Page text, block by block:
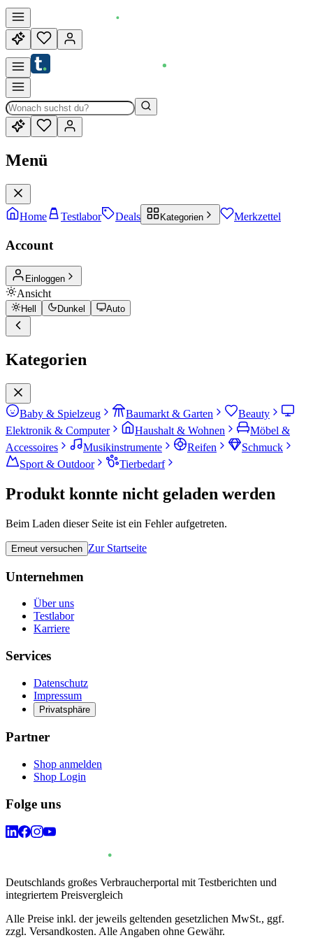
Menü
Home Testlabor Deals Kategorien Merkzettel
Account
Einloggen
Ansicht
Hell Dunkel Auto
Kategorien
Baby & Spielzeug Baumarkt & Garten
Beauty
Elektronik & Computer
Haushalt & Wohnen
Möbel &
Accessoires
Musikinstrumente Reifen
Schmuck
Sport & Outdoor
Tierbedarf
Produkt konnte nicht geladen werden
Beim Laden dieser Seite ist ein Fehler aufgetreten.
Erneut versuchen Zur Startseite
Unternehmen
Über uns
Testlabor
Karriere
Services
Datenschutz
Impressum
Privatsphäre
Partner
Shop anmelden
Shop Login
Folge uns
Deutschlands großes Verbraucherportal mit Testberichten und
integriertem Preisvergleich
Alle Preise inkl. der jeweils geltenden gesetzlichen MwSt., ggf.
zzgl. Versandkosten. Alle Angaben ohne Gewähr.